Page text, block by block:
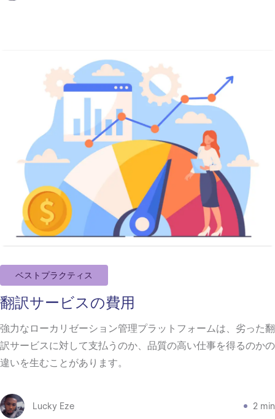
ベストプラクティス
翻訳サービスの費用
強力なローカリゼーション管理プラットフォームは、劣った翻
訳サービスに対して支払うのか、品質の高い仕事を得るのかの
違いを生むことがあります。
Lucky Eze 2 min